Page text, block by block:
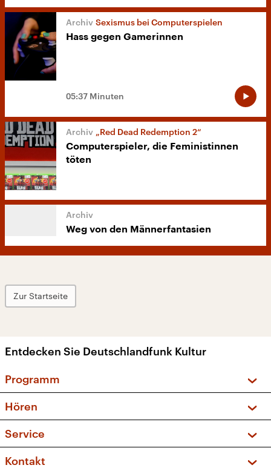
Sexismus bei Computerspielen
Hass gegen Gamerinnen
05:37 Minuten
„Red Dead Redemption 2“
Computerspieler, die Feministinnen
töten
Weg von den Männerfantasien
Zur Startseite
Entdecken Sie Deutschlandfunk Kultur
Programm
Sendungen und Podcasts
Musikliste
Kakadu – Das Kinderprogramm
Hören
Frequenzen (UKW + DAB+)
Service
FAQ
Kontakt